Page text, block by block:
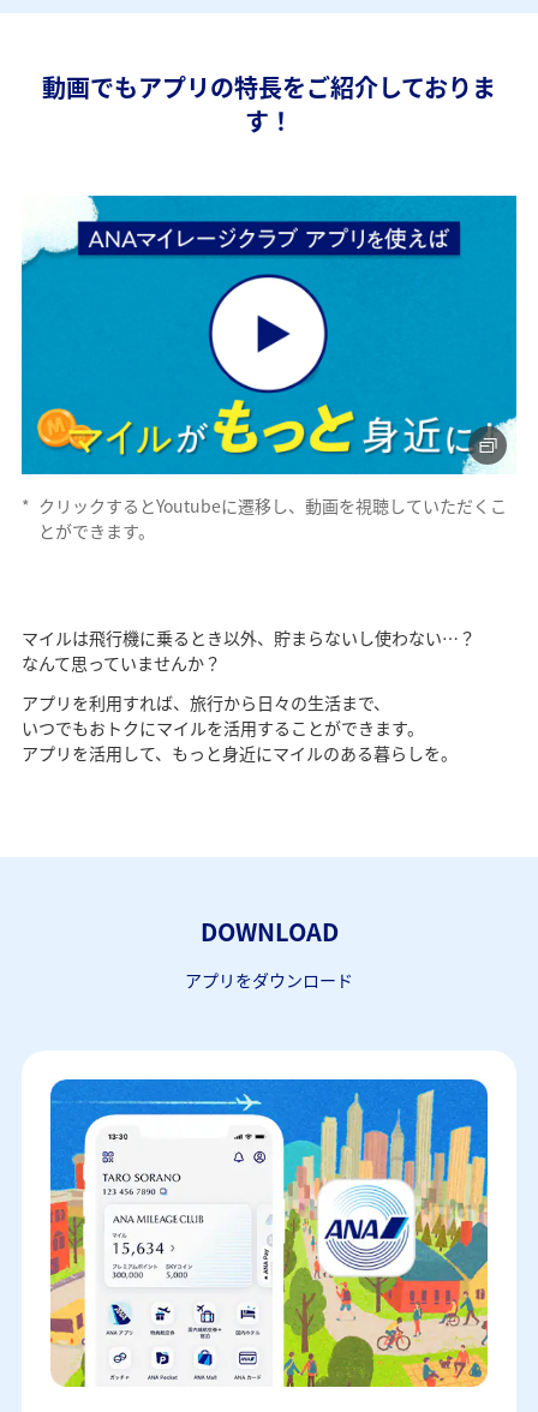
動画でもアプリの特長をご紹介しておりま
す！
* クリックするとYoutubeに遷移し、動画を視聴していただくこ
とができます。
マイルは飛行機に乗るとき以外、貯まらないし使わない…？
なんて思っていませんか？
アプリを利用すれば、旅行から日々の生活まで、
いつでもおトクにマイルを活用することができます。
アプリを活用して、もっと身近にマイルのある暮らしを。
DOWNLOAD
アプリをダウンロード